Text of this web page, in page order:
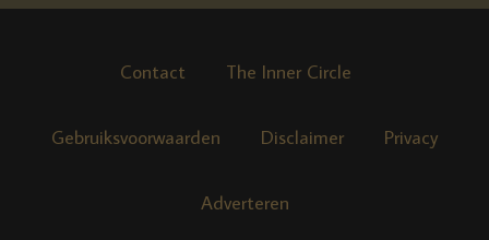
Contact The Inner Circle
Gebruiksvoorwaarden Disclaimer Privacy
Adverteren